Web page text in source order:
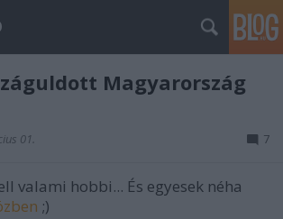
Magyarország
01. 7
valami hobbi... És egyesek néha
;)